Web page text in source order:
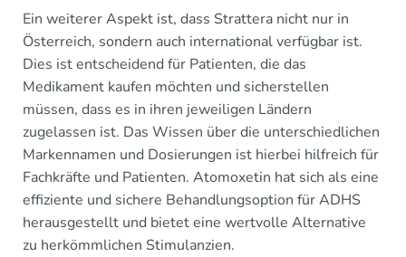
Ein weiterer Aspekt ist, dass Strattera nicht nur in
Österreich, sondern auch international verfügbar ist.
Dies ist entscheidend für Patienten, die das
Medikament kaufen möchten und sicherstellen
müssen, dass es in ihren jeweiligen Ländern
zugelassen ist. Das Wissen über die unterschiedlichen
Markennamen und Dosierungen ist hierbei hilfreich für
Fachkräfte und Patienten. Atomoxetin hat sich als eine
effiziente und sichere Behandlungsoption für ADHS
herausgestellt und bietet eine wertvolle Alternative
zu herkömmlichen Stimulanzien.